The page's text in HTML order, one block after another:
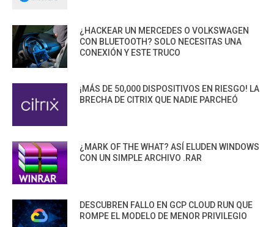
¿HACKEAR UN MERCEDES O VOLKSWAGEN
CON BLUETOOTH? SOLO NECESITAS UNA
CONEXIÓN Y ESTE TRUCO
¡MÁS DE 50,000 DISPOSITIVOS EN RIESGO! LA
BRECHA DE CITRIX QUE NADIE PARCHEÓ
¿MARK OF THE WHAT? ASÍ ELUDEN WINDOWS
CON UN SIMPLE ARCHIVO .RAR
DESCUBREN FALLO EN GCP CLOUD RUN QUE
ROMPE EL MODELO DE MENOR PRIVILEGIO